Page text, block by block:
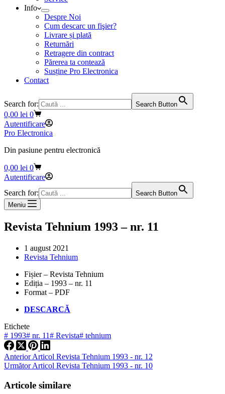
Info
Despre Noi
Cum descarc un fişier?
Livrare și plată
Returnări
Retragere din contract
Părerea ta contează
Susține Pro Electronica
Contact
Search for: Search Button
Coș
de
cumpărături
0,00 lei 0
Autentificare
Pro Electronica
Din pasiune pentru electronică
Coș
de
0,00 lei 0
Autentificare
Search for:
Search Button
Meniu
Revista Tehnium 1993 – nr. 11
1 august 2021
Revista Tehnium
Fișier – Revista Tehnium
Ediția – 1993 – nr. 11
Format – PDF
DESCARCĂ
Etichete
# 1993# nr. 11# Revista# tehnium
AnteriorArticol Revista Tehnium 1993 - nr. 12
UrmătorArticol Revista Tehnium 1993 - nr. 10
Articole similare